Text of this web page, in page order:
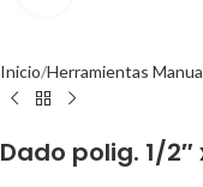
Inicio Herramientas
Dado polig. 1/2″